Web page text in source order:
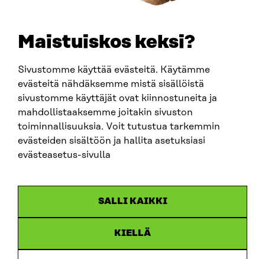
Maistuiskos keksi?
Sivustomme käyttää evästeitä. Käytämme
evästeitä nähdäksemme mistä sisällöistä
sivustomme käyttäjät ovat kiinnostuneita ja
mahdollistaaksemme joitakin sivuston
toiminnallisuuksia. Voit tutustua tarkemmin
evästeiden sisältöön ja hallita asetuksiasi
evästeasetus-sivulla
SALLI KAIKKI
KIELLÄ
SITRA SOSIAALISESSA MEDIASSA
LinkedIn
Instagram
YouTube